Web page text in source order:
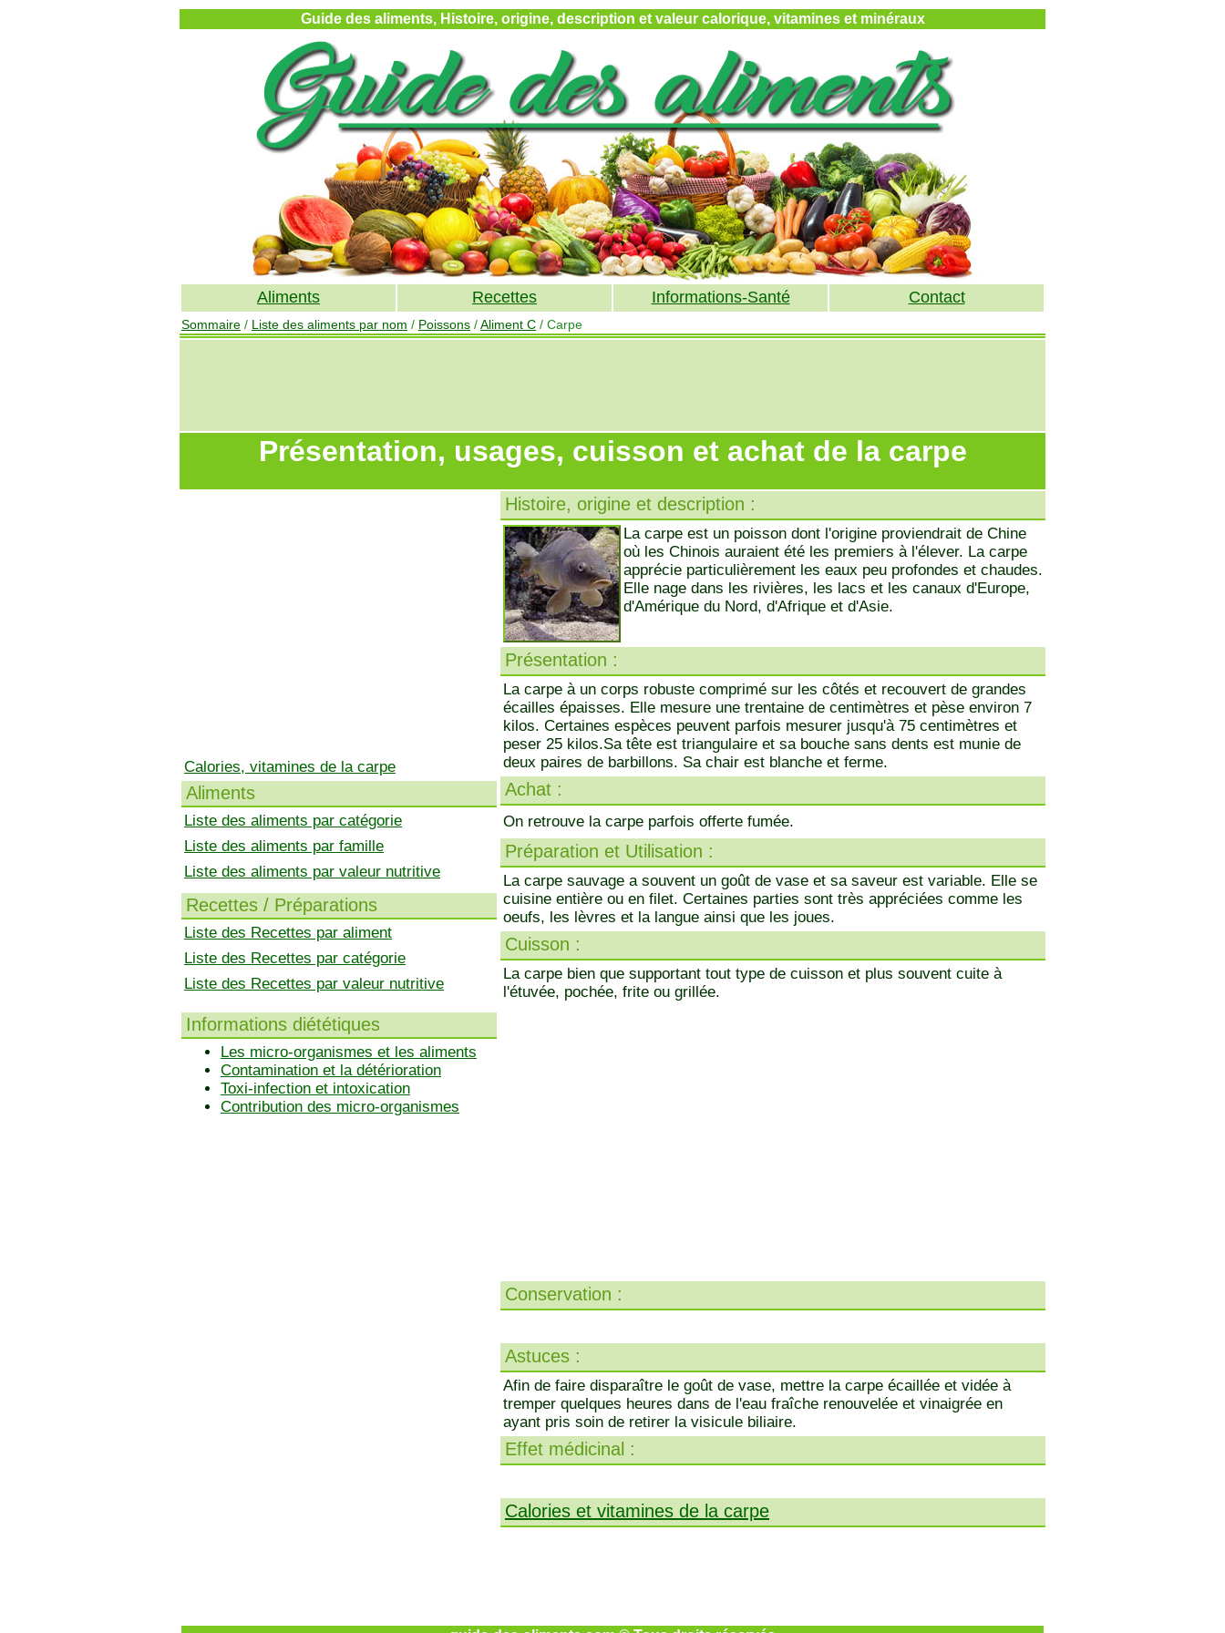
Guide des aliments, Histoire, origine, description et valeur calorique, vitamines et minéraux
Aliments Recettes Informations-Santé Contact
Sommaire / Liste des aliments par nom / Poissons /Aliment C / Carpe
Présentation, usages, cuisson et achat de la carpe
Calories, vitamines de la carpe
Aliments
Liste des aliments par catégorie
Liste des aliments par famille
Liste des aliments par valeur nutritive
Recettes / Préparations
Liste des Recettes par aliment
Liste des Recettes par catégorie
Liste des Recettes par valeur nutritive
Informations diététiques
Les micro-organismes et les aliments
Contamination et la détérioration
Toxi-infection et intoxication
Contribution des micro-organismes
Histoire, origine et description :
La carpe est un poisson dont l'origine proviendrait de Chine
où les Chinois auraient été les premiers à l'élever. La carpe
apprécie particulièrement les eaux peu profondes et chaudes.
Elle nage dans les rivières, les lacs et les canaux d'Europe,
d'Amérique du Nord, d'Afrique et d'Asie.
Présentation :
La carpe à un corps robuste comprimé sur les côtés et recouvert de grandes
écailles épaisses. Elle mesure une trentaine de centimètres et pèse environ 7
kilos. Certaines espèces peuvent parfois mesurer jusqu'à 75 centimètres et
peser 25 kilos.Sa tête est triangulaire et sa bouche sans dents est munie de
deux paires de barbillons. Sa chair est blanche et ferme.
Achat :
On retrouve la carpe parfois offerte fumée.
Préparation et Utilisation :
La carpe sauvage a souvent un goût de vase et sa saveur est variable. Elle se
cuisine entière ou en filet. Certaines parties sont très appréciées comme les
oeufs, les lèvres et la langue ainsi que les joues.
Cuisson :
La carpe bien que supportant tout type de cuisson et plus souvent cuite à
l'étuvée, pochée, frite ou grillée.
Conservation :
Astuces :
Afin de faire disparaître le goût de vase, mettre la carpe écaillée et vidée à
tremper quelques heures dans de l'eau fraîche renouvelée et vinaigrée en
ayant pris soin de retirer la visicule biliaire.
Effet médicinal :
Calories et vitamines de la carpe